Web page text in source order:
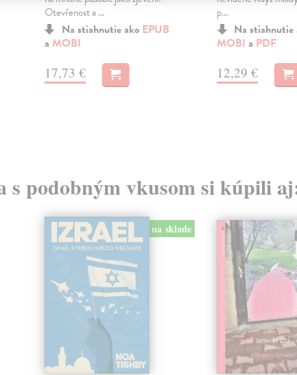
Otevřenost a ...
Na stiahnutie ako EPUB
a MOBI
17,73 €
p...
Na stiahnutie
MOBI a PDF
12,29 €
s podobným vkusom si kúpili
na sklade